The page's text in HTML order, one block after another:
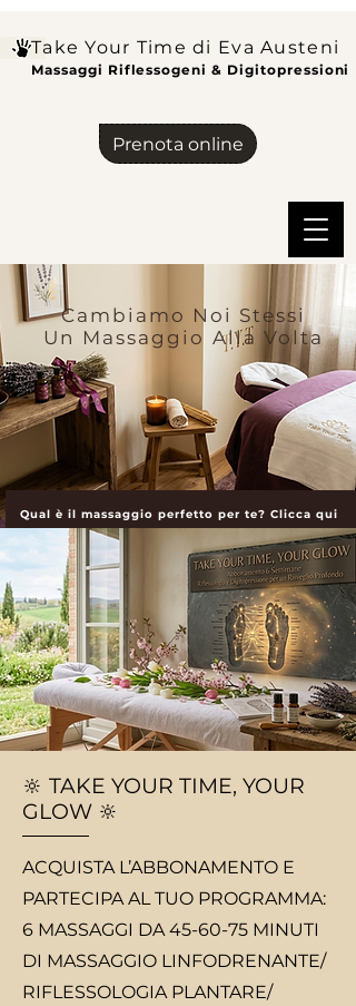
Take Your Time di Eva Austeni
Massaggi Riflessogeni & Digitopressioni
Prenota online
Cambiamo Noi Stessi
Un Massaggio Alla Volta
Qual è il massaggio perfetto per te? Clicca qui
🔆 TAKE YOUR TIME, YOUR
GLOW 🔆
ACQUISTA L’ABBONAMENTO E
PARTECIPA AL TUO PROGRAMMA:
6 MASSAGGI DA 45-60-75 MINUTI
DI MASSAGGIO LINFODRENANTE/
RIFLESSOLOGIA PLANTARE/